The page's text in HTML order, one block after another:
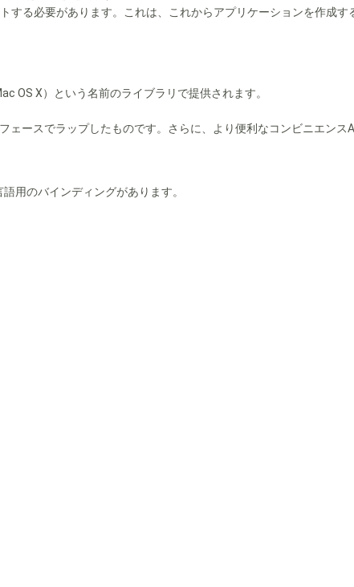
る必要があります。これは、これからアプリケーションを作成す
OS X）という名前のライブラリで提供されます。
ースでラップしたものです。さらに、より便利なコンビニエンス
用のバインディングがあります。